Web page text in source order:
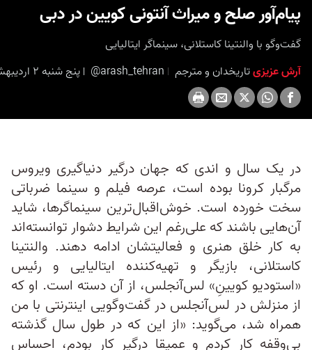
پیام‌آور صلح و میراث آنتونی کویین در دبی
گفت‌وگو با والنتینا کاستلانی، سینماگر ایتالیایی
آرش عزیزیتاریخدان و مترجم @arash_tehran پنج شنبه ۲ اردیبهشت ۱۴۰۰ برابر با ۲۲ آوریل ۲۰۲۱ ۱۴:۴۵
در یک سال و اندی که جهان درگیر دنیاگیری ویروس
مرگبار کرونا بوده است، عرصه فیلم و سینما ضرباتی
سخت خورده است. خوش‌اقبال‌ترین سینماگرها، شاید
آن‌هایی باشند که علی‌رغم این شرایط دشوار توانسته‌اند
به کار خلق هنری و فعالیتشان ادامه دهند. والنتینا
کاستلانی، بازیگر و تهیه‌کننده ایتالیایی و رئیس
«استودیو کویینِ» لس‌آنجلس، از آن دسته است. او که
از منزلش در لس‌آنجلس در گفت‌وگویی اینترنتی با من
همراه شد، می‌گوید: «از این‌ که در طول سال گذشته
بی‌وقفه کار کردم و عمیقا درگیر کار بودم، احساس